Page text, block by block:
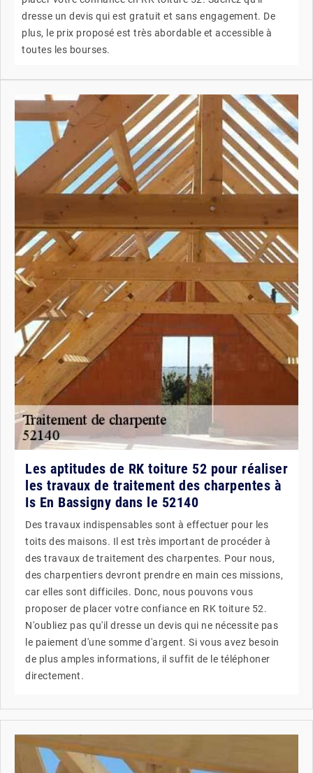
dresse un devis qui est gratuit et sans engagement. De
plus, le prix proposé est très abordable et accessible à
toutes les bourses.
Les aptitudes de RK toiture 52 pour réaliser
les travaux de traitement des charpentes à
Is En Bassigny dans le 52140
Des travaux indispensables sont à effectuer pour les
toits des maisons. Il est très important de procéder à
des travaux de traitement des charpentes. Pour nous,
des charpentiers devront prendre en main ces missions,
car elles sont difficiles. Donc, nous pouvons vous
proposer de placer votre confiance en RK toiture 52.
N'oubliez pas qu'il dresse un devis qui ne nécessite pas
le paiement d'une somme d'argent. Si vous avez besoin
de plus amples informations, il suffit de le téléphoner
directement.